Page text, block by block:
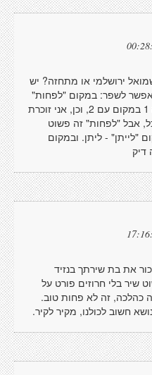
ירושלמי או מתחזה? יש
אפשר לשפר: במקום "לפחות"
- להפיח. נכון, זה יתחרז עם שורה 1 במקום עם 2, וכן, אני זוכרת
אבל "לפחות" זה פשוט
"לייתן" - ליתן. ובמקום
דיק
את בת שירתך בנזיד
שיר בלי חרוזים פורט על
כהלכה, זה לא פחות טוב.
חשוב לכולנו, מקיר לקיר.